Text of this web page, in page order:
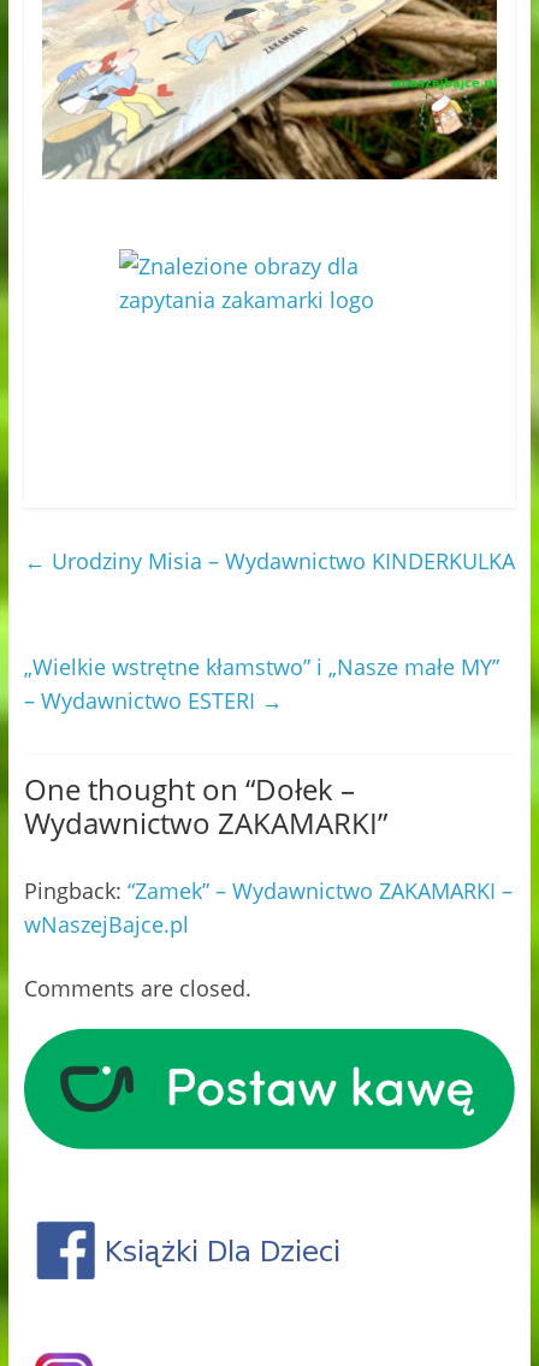
← Urodziny Misia – Wydawnictwo KINDERKULKA
„Wielkie wstrętne kłamstwo” i „Nasze małe MY”
– Wydawnictwo ESTERI →
One thought on “Dołek –
Wydawnictwo ZAKAMARKI”
Pingback: “Zamek” – Wydawnictwo ZAKAMARKI –
wNaszejBajce.pl
Comments are closed.